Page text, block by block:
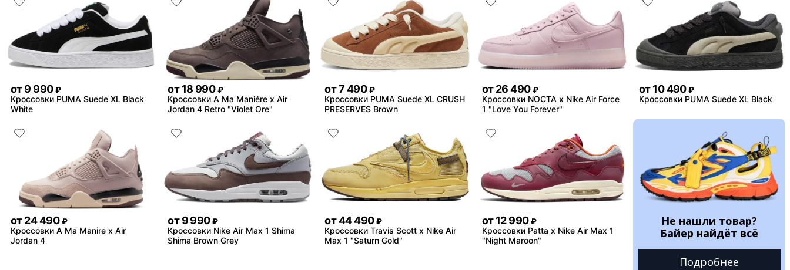
от9 990 ₽
Кроссовки PUMA Suede XL Black
White
от 18 990 ₽
Кроссовки A Ma Maniére x Air
Jordan 4 Retro "Violet Ore"
от7 490 ₽
Кроссовки PUMA Suede XL CRUSH
PRESERVES Brown
от 26 490 ₽
Кроссовки NOCTA x Nike Air Force
1 "Love You Forever"
от 10 490 ₽
Кроссовки PUMA Suede XL Black
от24 490 ₽
Кроссовки A Ma Manire x Air
Jordan 4
от 9 990 ₽
Кроссовки Nike Air Max 1 Shima
Shima Brown Grey
от44 490 ₽
Кроссовки Travis Scott x Nike Air
Max 1 "Saturn Gold"
от 12 990 ₽
Кроссовки Patta x Nike Air Max 1
"Night Maroon"
Не нашли товар?
Байер найдёт всё
Подробнее